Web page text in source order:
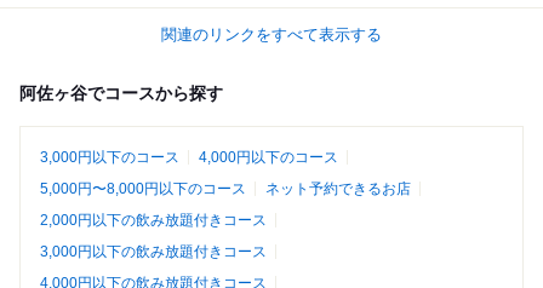
関連のリンクをすべて表示する
阿佐ヶ谷でコースから探す
3,000円以下のコース
4,000円以下のコース
5,000円〜8,000円以下のコース
ネット予約できるお店
2,000円以下の飲み放題付きコース
3,000円以下の飲み放題付きコース
4,000円以下の飲み放題付きコース